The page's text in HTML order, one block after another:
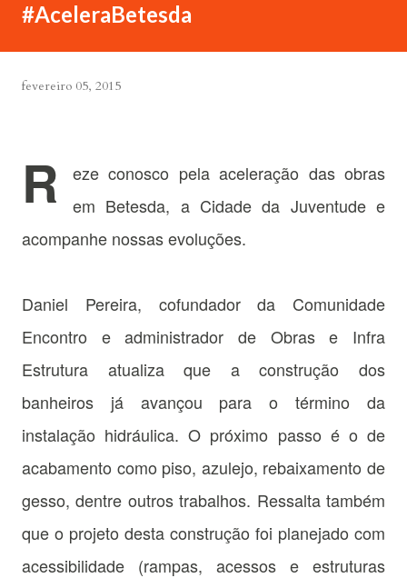
#AceleraBetesda
fevereiro 05, 2015
R
eze conosco pela aceleração das obras
em Betesda, a Cidade da Juventude e
acompanhe nossas evoluções.
Daniel Pereira, cofundador da Comunidade
Encontro e administrador de Obras e Infra
Estrutura atualiza que a construção dos
banheiros já avançou para o término da
instalação hidráulica. O próximo passo é o de
acabamento como piso, azulejo, rebaixamento de
gesso, dentre outros trabalhos. Ressalta também
que o projeto desta construção foi planejado com
acessibilidade (rampas, acessos e estruturas